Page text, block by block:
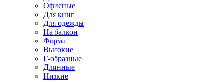
Офисные
Для книг
Для одежды
На балкон
Форма
Высокие
Г-образные
Длинные
Низкие